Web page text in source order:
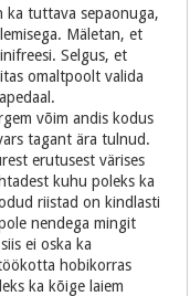
ka tuttava sepaonuga,
Mäletan, et
Selgus, et
omaltpoolt valida
võim andis kodus
tagant ära tulnud.
erutusest värises
kuhu poleks ka
riistad on kindlasti
nendega mingit
ei oska ka
hobikorras
ka kõige laiem